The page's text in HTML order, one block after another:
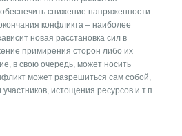
снижение напряженности
конфликта – наиболее
новая расстановка сил в
примирения сторон либо их
в свою очередь, может носить
может разрешиться сам собой,
истощения ресурсов и т.п.